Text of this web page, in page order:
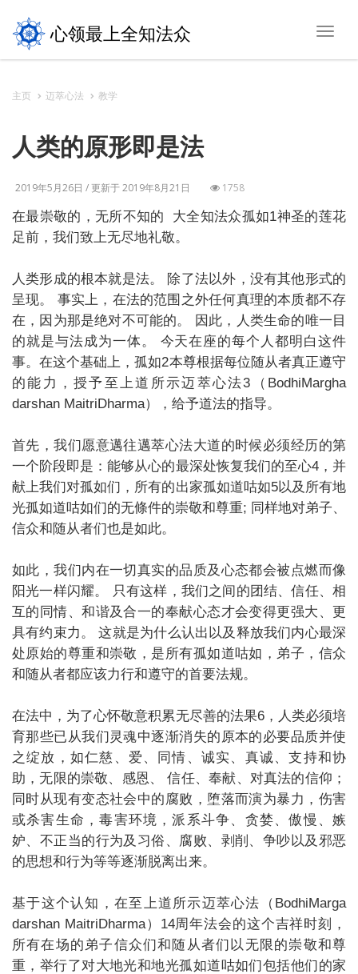
心领最上全知法众
主页 迈萃心法 教学
人类的原形即是法
2019年5月26日 / 更新于 2019年8月21日 1758
在最崇敬的，无所不知的 大全知法众孤如1神圣的莲花
足前，我们致上无尽地礼敬。
人类形成的根本就是法。 除了法以外，没有其他形式的
呈现。 事实上，在法的范围之外任何真理的本质都不存
在，因为那是绝对不可能的。 因此，人类生命的唯一目
的就是与法成为一体。 今天在座的每个人都明白这件
事。在这个基础上，孤如2本尊根据每位随从者真正遵守
的能力，授予至上道所示迈萃心法3（BodhiMargha
darshan MaitriDharma），给予道法的指导。
首先，我们愿意邁往邁萃心法大道的时候必须经历的第
一个阶段即是：能够从心的最深处恢复我们的至心4，并
献上我们对孤如们，所有的出家孤如道咕如5以及所有地
光孤如道咕如们的无條件的崇敬和尊重; 同样地对弟子、
信众和随从者们也是如此。
如此，我们内在一切真实的品质及心态都会被点燃而像
阳光一样闪耀。 只有这样，我们之间的团结、信任、相
互的同情、和谐及合一的奉献心态才会变得更强大、更
具有约束力。 这就是为什么认出以及释放我们内心最深
处原始的尊重和崇敬，是所有孤如道咕如，弟子，信众
和随从者都应该力行和遵守的首要法规。
在法中，为了心怀敬意积累无尽善的法果6，人类必须培
育那些已从我们灵魂中逐渐消失的原本的必要品质并使
之绽放，如仁慈、爱、同情、诚实、真诚、支持和协
助，无限的崇敬、感恩、 信任、奉献、对真法的信仰；
同时从现有变态社会中的腐败，堕落而演为暴力，伤害
或杀害生命，毒害环境，派系斗争、贪婪、傲慢、嫉
妒、不正当的行为及习俗、腐败、剥削、争吵以及邪恶
的思想和行为等等逐渐脱离出来。
基于这个认知，在至上道所示迈萃心法（BodhiMarga
darshan MaitriDharma）14周年法会的这个吉祥时刻，
所有在场的弟子信众们和随从者们以无限的崇敬和尊
重，举行了对大地光和地光孤如道咕如们包括他们的家